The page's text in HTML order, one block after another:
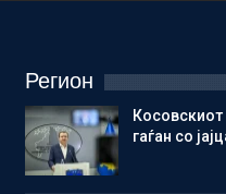
Регион
гаѓан со